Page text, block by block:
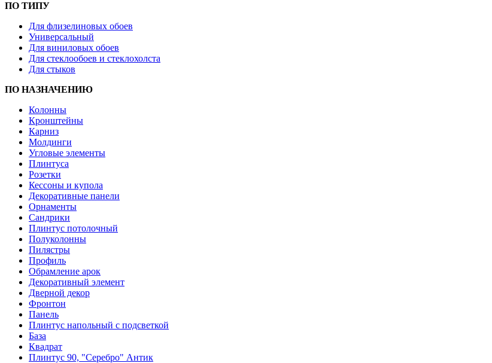
ПО ТИПУ
Для флизелиновых обоев
Универсальный
Для виниловых обоев
Для стеклообоев и стеклохолста
Для стыков
ПО НАЗНАЧЕНИЮ
Колонны
Кронштейны
Карниз
Молдинги
Угловые элементы
Плинтуса
Розетки
Кессоны и купола
Декоративные панели
Орнаменты
Сандрики
Плинтус потолочный
Полуколонны
Пилястры
Профиль
Обрамление арок
Декоративный элемент
Дверной декор
Фронтон
Панель
Плинтус напольный с подсветкой
База
Квадрат
Плинтус 90, "Серебро" Антик